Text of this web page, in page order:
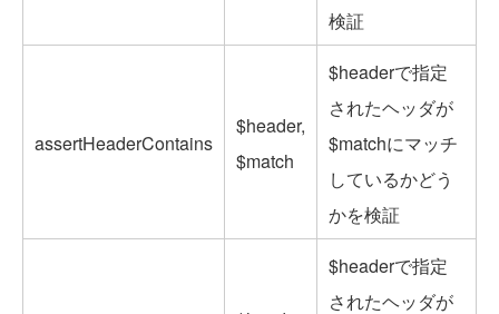
検証
assertHeaderContains
$header,
$match
$headerで指定
されたヘッダが
$matchにマッチ
しているかどう
かを検証
$headerで指定
されたヘッダが